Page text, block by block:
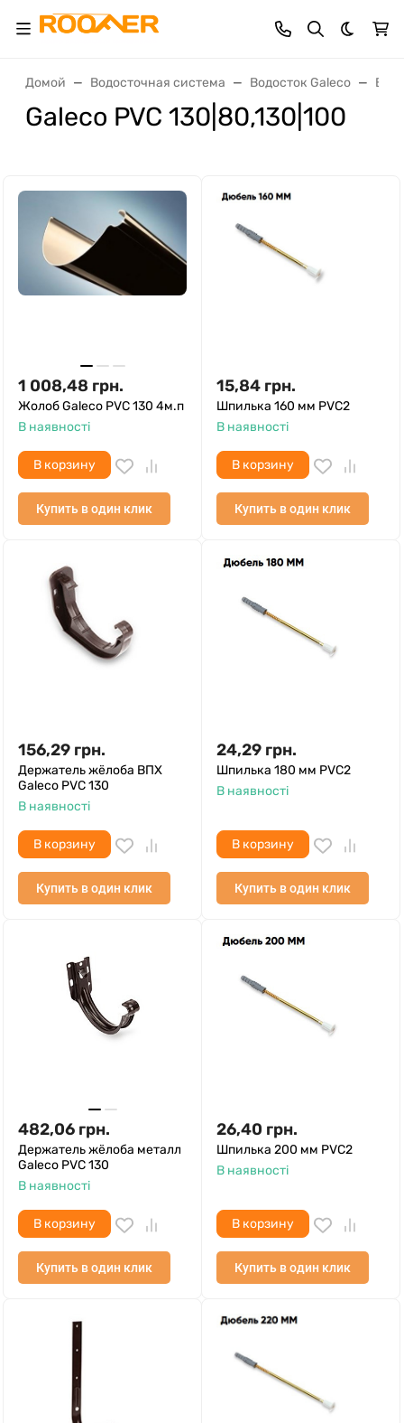
Темная
Домой Водосточная система Водосток Galeco
Galeco PVC 130|80,130|100
1 008,48 грн.
Жолоб Galeco PVC 130 4м.п
В наявності
В корзину
Купить в один клик
15,84 грн.
Шпилька 160 мм PVC2
В наявності
В корзину
Купить в один клик
156,29 грн.
Держатель жёлоба ВПХ
Galeco PVC 130
В наявності
В корзину
Купить в один клик
24,29 грн.
Шпилька 180 мм PVC2
В наявності
В корзину
Купить в один клик
482,06 грн.
Держатель жёлоба металл
Galeco PVC 130
В наявності
В корзину
Купить в один клик
26,40 грн.
Шпилька 200 мм PVC2
В наявності
В корзину
Купить в один клик